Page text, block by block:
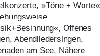
»Töne + Worte«
Offenes
Abendliedersingen,
am See. Nähere